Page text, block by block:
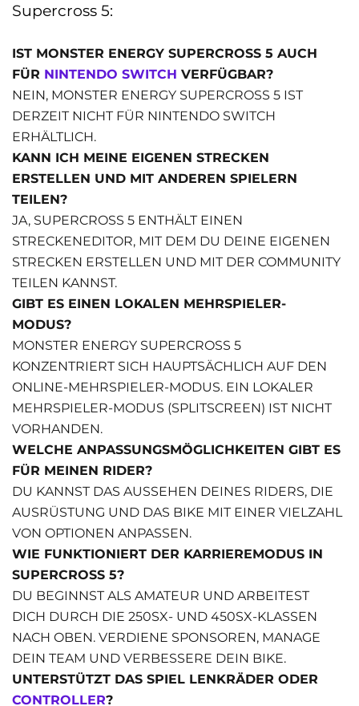
Supercross 5:
IST MONSTER ENERGY SUPERCROSS 5 AUCH
FÜR NINTENDO SWITCH VERFÜGBAR?
NEIN, MONSTER ENERGY SUPERCROSS 5 IST
DERZEIT NICHT FÜR NINTENDO SWITCH
ERHÄLTLICH.
KANN ICH MEINE EIGENEN STRECKEN
ERSTELLEN UND MIT ANDEREN SPIELERN
TEILEN?
JA, SUPERCROSS 5 ENTHÄLT EINEN
STRECKENEDITOR, MIT DEM DU DEINE EIGENEN
STRECKEN ERSTELLEN UND MIT DER COMMUNITY
TEILEN KANNST.
GIBT ES EINEN LOKALEN MEHRSPIELER-
MODUS?
MONSTER ENERGY SUPERCROSS 5
KONZENTRIERT SICH HAUPTSÄCHLICH AUF DEN
ONLINE-MEHRSPIELER-MODUS. EIN LOKALER
MEHRSPIELER-MODUS (SPLITSCREEN) IST NICHT
VORHANDEN.
WELCHE ANPASSUNGSMÖGLICHKEITEN GIBT ES
FÜR MEINEN RIDER?
DU KANNST DAS AUSSEHEN DEINES RIDERS, DIE
AUSRÜSTUNG UND DAS BIKE MIT EINER VIELZAHL
VON OPTIONEN ANPASSEN.
WIE FUNKTIONIERT DER KARRIEREMODUS IN
SUPERCROSS 5?
DU BEGINNST ALS AMATEUR UND ARBEITEST
DICH DURCH DIE 250SX- UND 450SX-KLASSEN
NACH OBEN. VERDIENE SPONSOREN, MANAGE
DEIN TEAM UND VERBESSERE DEIN BIKE.
UNTERSTÜTZT DAS SPIEL LENKRÄDER ODER
CONTROLLER?